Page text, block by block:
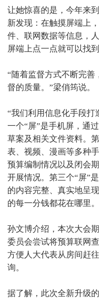
让她惊喜的是，今年来
新发现：在触摸屏端上
件、联网数据等信息，
屏端上点一点就可以找到
“随着监督方式不断完善
督的质量。”梁俏筠说。
“我们利用信息化手段打
一个“屏”是手机屏，通
草案及相关文件资料。
表、视频、漫画等多种
预算编制情况以及闭会
开展情况。第三个“屏”
的内容完整、真实地呈
的每一分钱都花在哪里。
孙文博介绍，本次大会
委员会尝试将预算联网
方便人大代表从房间赶
询。
据了解，此次全新升级